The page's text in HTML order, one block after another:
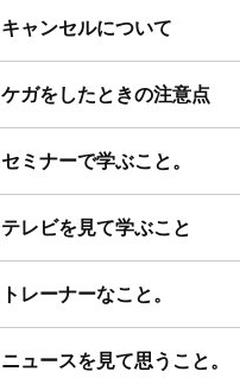
キャンセルについて
ケガをしたときの注意点
セミナーで学ぶこと。
テレビを見て学ぶこと
トレーナーなこと。
ニュースを見て思うこと。